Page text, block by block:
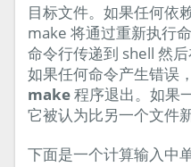
目标文件。如果任何依
make 将通过重新执行
命令行传递到 shell 然后
如果任何命令产生错误
make程序退出。如果
它被认为比另一个文件新
下面是一个计算输入中